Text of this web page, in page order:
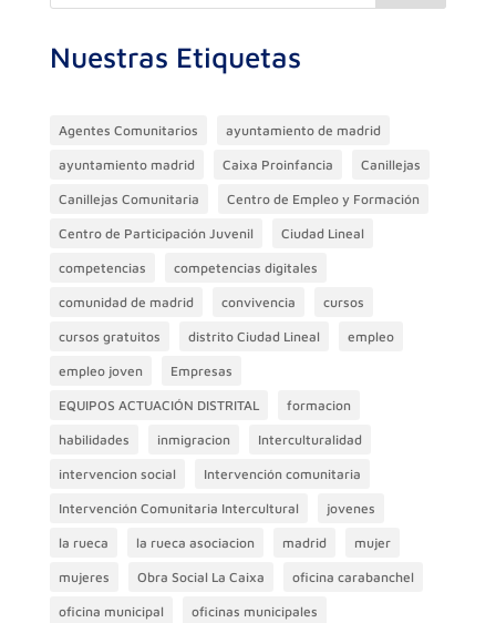
k
Nuestras Etiquetas
Agentes Comunitarios ayuntamiento de madrid
ayuntamiento madrid Caixa Proinfancia Canillejas
Canillejas Comunitaria Centro de Empleo y Formación
Centro de Participación Juvenil Ciudad Lineal
competencias competencias digitales
comunidad de madrid convivencia cursos
cursos gratuitos distrito Ciudad Lineal empleo
empleo joven Empresas
EQUIPOS ACTUACIÓN DISTRITAL formacion
habilidades inmigracion Interculturalidad
intervencion social Intervención comunitaria
Intervención Comunitaria Intercultural jovenes
la rueca la rueca asociacion madrid mujer
mujeres Obra Social La Caixa oficina carabanchel
oficina municipal oficinas municipales